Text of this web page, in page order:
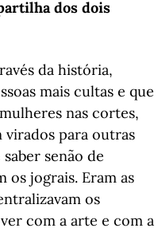
dos dois
da história,
mais cultas e que
nas cortes,
virados para outras
senão de
os jograis. Eram as
os
com a arte e com a